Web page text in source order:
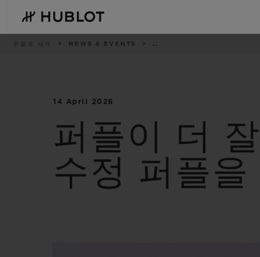
main
content
위블로 세계 NEWS & EVENTS ..
14 April 2026
퍼플이 더
수정 퍼플을
최근 검색
최근 검색이 없습니다